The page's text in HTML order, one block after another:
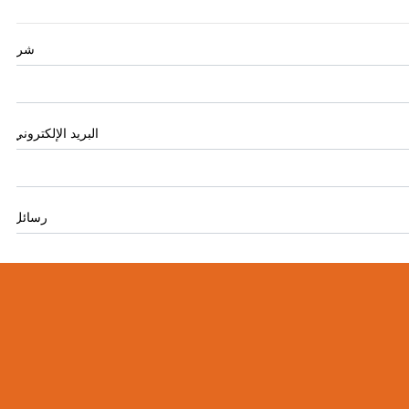
شركة
البريد الإلكتروني
رسائل